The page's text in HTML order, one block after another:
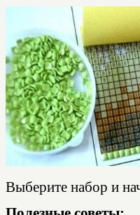
Выберите набор и